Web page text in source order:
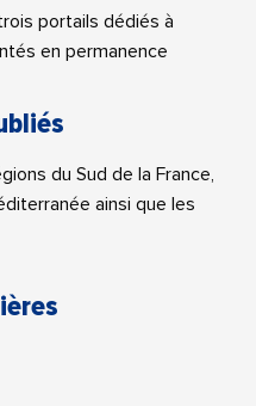
portails dédiés à
en permanence
du Sud de la France,
ainsi que les